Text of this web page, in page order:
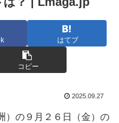
はてブ
コピー
2025.09.27
）の９月２６日（金）の